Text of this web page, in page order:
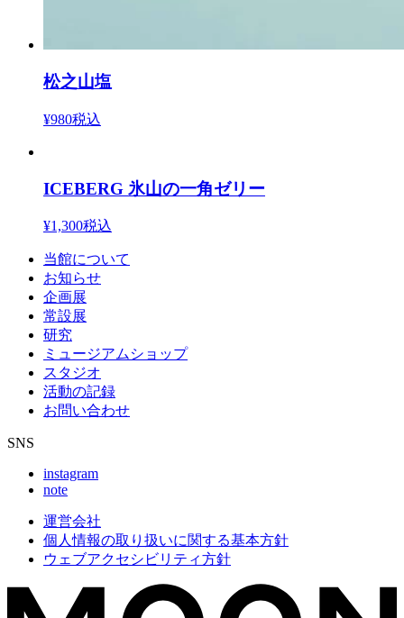
松之山塩
¥980税込
ICEBERG 氷山の一角ゼリー
¥1,300税込
当館について
お知らせ
企画展
常設展
研究
ミュージアムショップ
スタジオ
活動の記録
お問い合わせ
SNS
instagram
note
運営会社
個人情報の取り扱いに関する基本方針
ウェブアクセシビリティ方針